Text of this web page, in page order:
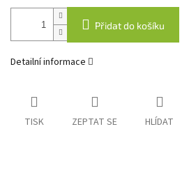
Přidat do košíku
Detailní informace
TISK ZEPTAT SE HLÍDAT